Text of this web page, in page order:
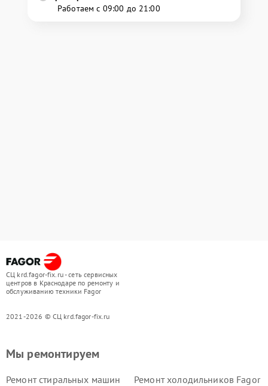
Работаем с 09:00 до 21:00
СЦ krd.fagor-fix.ru - сеть сервисных
центров в Краснодаре по ремонту и
обслуживанию техники Fagor
2021-2026 © СЦ krd.fagor-fix.ru
Мы ремонтируем
Ремонт стиральных машин
Ремонт холодильников Fagor